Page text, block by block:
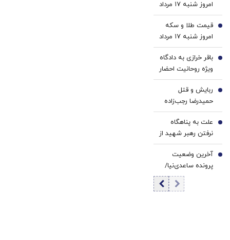
روزه
ساخت!
امروز شنبه ۱۷ مرداد
1405/ افزایش
قیمت دینار
قیمت طلا و سکه
امروز شنبه ۱۷ مرداد
۱۴۰۵/افزایش
قیمت طلا و سکه
3
باقر خرازی به دادگاه
ویژه روحانیت احضار
شد/ جهانگیر: اگر در
دادگاه حضور پیدا
نکند، حتماً جلب
خواهد شد
4
ربایش و قتل
حمیدرضا رجب‌زاده
تایید شد/ ارسال
ویدئویی از لحظه
قتل او برای
خانواده‌اش+ عکس
5
علت به پناهگاه
نرفتن رهبر شهید از
زبان سردار کوثری+
فیلم
6
آخرین وضعیت
پرونده ساعدی‌نیا/
همه اموال منقول و
غیرمنقول او،
7